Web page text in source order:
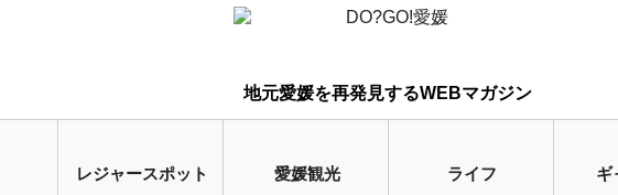
地元愛媛を再発見するWEBマガジン
レジャースポット 愛媛観光 ライフ ギ